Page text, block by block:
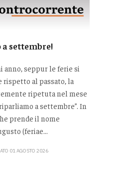
settembre!
anno, seppur le ferie si
al passato, la
ripetuta nel mese
a settembre”. In
prende il nome
(feriae...
01 AGOSTO 2026